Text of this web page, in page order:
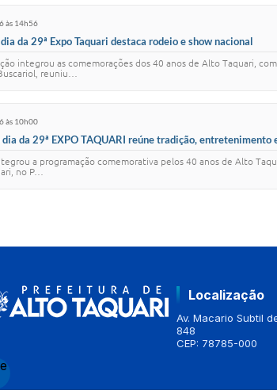
às 14h56
da 29ª Expo Taquari destaca rodeio e show nacional
integrou as comemorações dos 40 anos de Alto Taquari,
reuniu…
às 10h00
da 29ª EXPO TAQUARI reúne tradição, entretenimento
a programação comemorativa pelos 40 anos de Alto
no P…
Localização
Av. Macario Subtil
848
CEP: 78785-000